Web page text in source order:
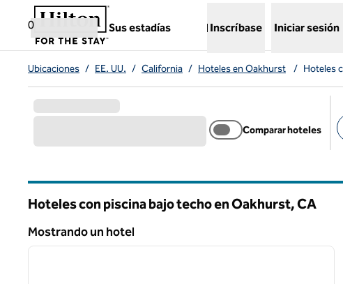
Saltar a contenido
0
Sus estadías
,abre una nueva pestaña
Inscríbase Iniciar sesión
Ubicaciones / EE. UU. / California / Hoteles en Oakhurst / Hoteles
Comparar hoteles
Hoteles con piscina bajo techo en Oakhurst,CA
Mostrando un hotel
Mostrando un hotel
1 de 12